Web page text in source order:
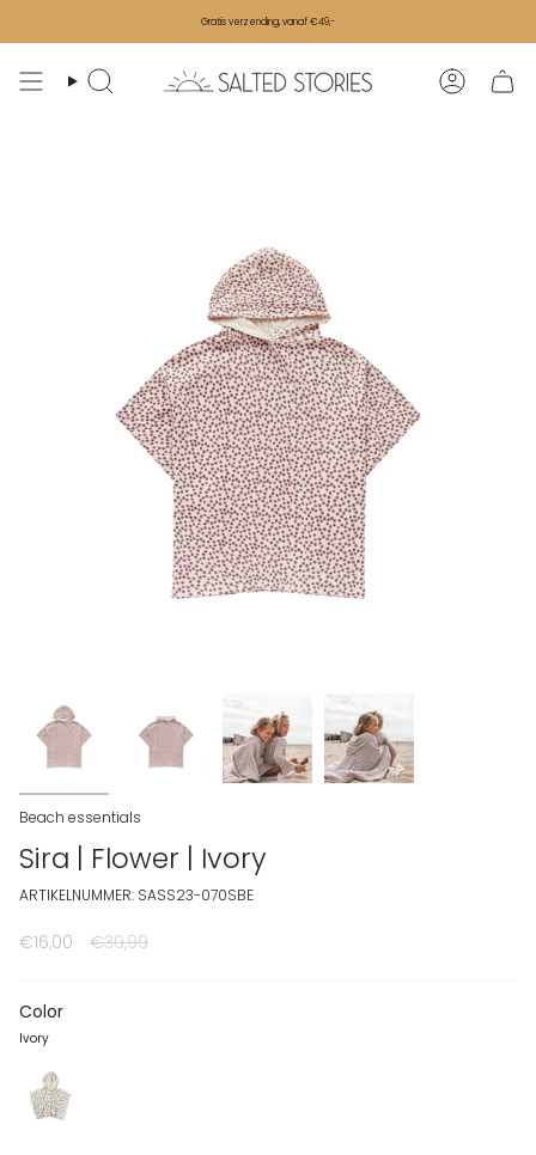
Gratis verzending, vanaf €49,-
Zoeken Account
Beach essentials
Sira | Flower | Ivory
ARTIKELNUMMER: SASS23-070SBE
€16,00 Normale prijs
€39,99
Color
Ivory